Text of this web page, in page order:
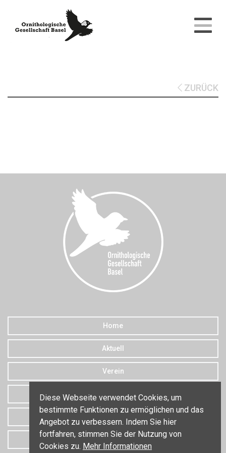
ZURÜCK
Home
Aktuell
Verein
Downloads
Kontakt
Diese Webseite verwendet Cookies, um
bestimmte Funktionen zu ermöglichen und das
Angebot zu verbessern. Indem Sie hier
fortfahren, stimmen Sie der Nutzung von
Cookies zu. Mehr Informationen